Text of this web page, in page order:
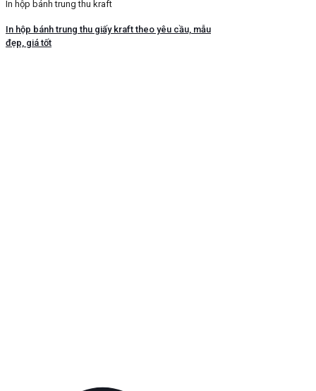
In hộp bánh trung thu kraft
In hộp bánh trung thu giấy kraft theo yêu cầu, mẫu
đẹp, giá tốt